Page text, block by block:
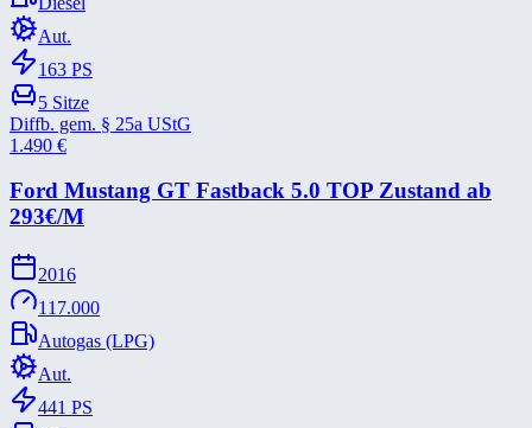
Aut.
163 PS
5 Sitze
Diffb. gem. § 25a UStG
1.490 €
Ford Mustang GT Fastback 5.0 TOP Zustand ab
293€/​M
2016
117.000
Autogas (LPG)
Aut.
441 PS